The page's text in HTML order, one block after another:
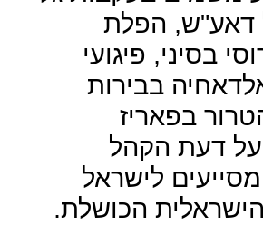
דאע"ש, הפלת
בסיני, פיגועי
בבירות
בפאריז
דעת הקהל
לישראל
הכושלת.